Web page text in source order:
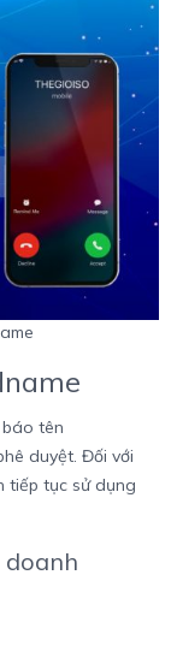
tên
duyệt. Đối với
tiếp tục sử dụng
doanh